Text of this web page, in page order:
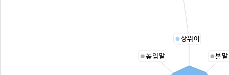
상위어
본
높임말